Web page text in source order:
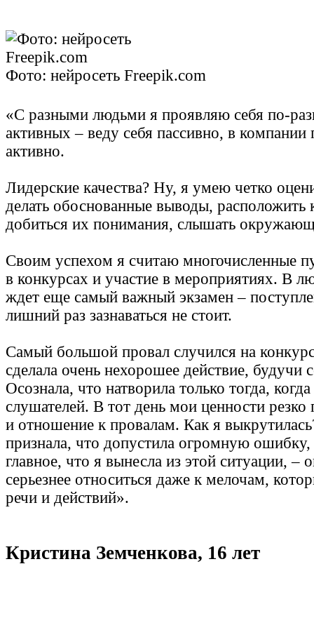
Фото: нейросеть Freepik.com
«С разными людьми я проявляю себя по-
активных – веду себя пассивно, в компании
активно.
Лидерские качества? Ну, я умею четко
делать обоснованные выводы, расположить
добиться их понимания, слышать
Своим успехом я считаю многочисленные
в конкурсах и участие в мероприятиях. В
ждет еще самый важный экзамен –
лишний раз зазнаваться не стоит.
Самый большой провал случился на
сделала очень нехорошее действие, будучи
Осознала, что натворила только тогда,
слушателей. В тот день мои ценности резко
и отношение к провалам. Как я
признала, что допустила огромную ошибку,
главное, что я вынесла из этой ситуации, –
серьезнее относиться даже к мелочам,
речи и действий».
Кристина Земченкова, 16 лет